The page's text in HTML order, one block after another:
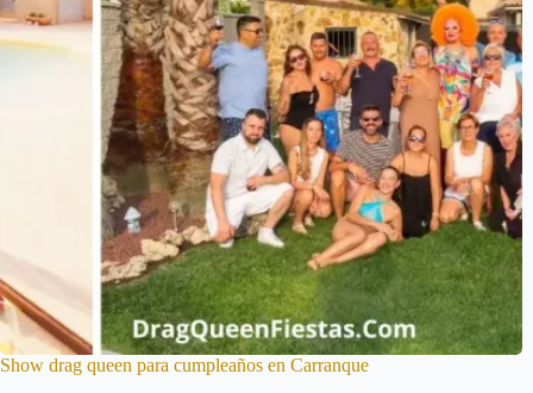
Show drag queen para cumpleaños en Carranque